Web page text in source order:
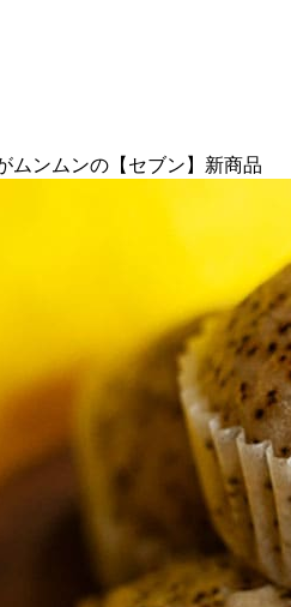
ムンムンの【セブン】新商品